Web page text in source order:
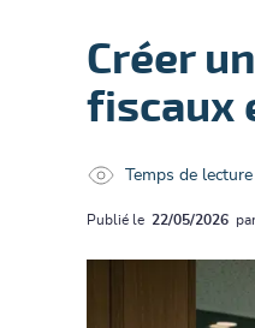
Créer
fiscaux
Temps de
Publié le 22/05/2026